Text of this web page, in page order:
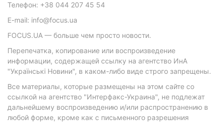
Телефон: +38 044 207 45 54
E-mail: info@focus.ua
FOCUS.UA — больше чем просто новости.
Перепечатка, копирование или воспроизведение
информации, содержащей ссылку на агентство ИнА
"Українські Новини", в каком-либо виде строго запрещены.
Все материалы, которые размещены на этом сайте со
ссылкой на агентство "Интерфакс-Украина", не подлежат
дальнейшему воспроизведению и/или распространению в
любой форме, кроме как с письменного разрешения